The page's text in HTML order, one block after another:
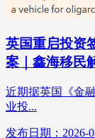
英国重启投资
案｜鑫海移民
近期据英国《金
业投...
发布日期：2026-